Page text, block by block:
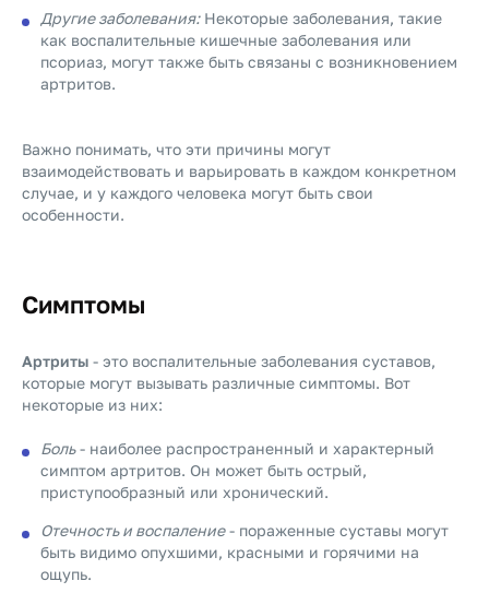
Другие заболевания:Некоторые заболевания, такие
как воспалительные кишечные заболевания или
псориаз, могут также быть связаны с возникновением
артритов.
Важно понимать, что эти причины могут
взаимодействовать и варьировать в каждом конкретном
случае, и у каждого человека могут быть свои
особенности.
Симптомы
Артриты - это воспалительные заболевания суставов,
которые могут вызывать различные симптомы. Вот
некоторые из них:
Боль- наиболее распространенный и характерный
симптом артритов. Он может быть острый,
приступообразный или хронический.
Отечность и воспаление- пораженные суставы могут
быть видимо опухшими, красными и горячими на
ощупь.